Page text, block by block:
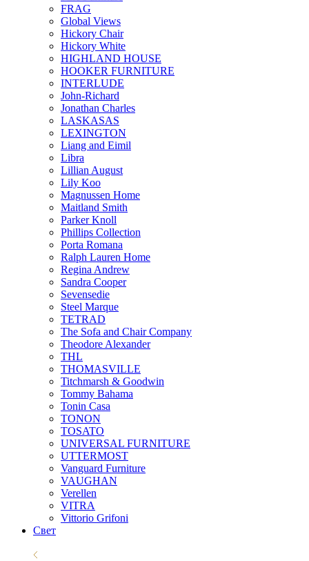
FRAG
Global Views
Hickory Chair
Hickory White
HIGHLAND HOUSE
HOOKER FURNITURE
INTERLUDE
John-Richard
Jonathan Charles
LASKASAS
LEXINGTON
Liang and Eimil
Libra
Lillian August
Lily Koo
Magnussen Home
Maitland Smith
Parker Knoll
Phillips Collection
Porta Romana
Ralph Lauren Home
Regina Andrew
Sandra Cooper
Sevensedie
Steel Marque
TETRAD
The Sofa and Chair Company
Theodore Alexander
THL
THOMASVILLE
Titchmarsh & Goodwin
Tommy Bahama
Tonin Casa
TONON
TOSATO
UNIVERSAL FURNITURE
UTTERMOST
Vanguard Furniture
VAUGHAN
Verellen
VITRA
Vittorio Grifoni
Свет